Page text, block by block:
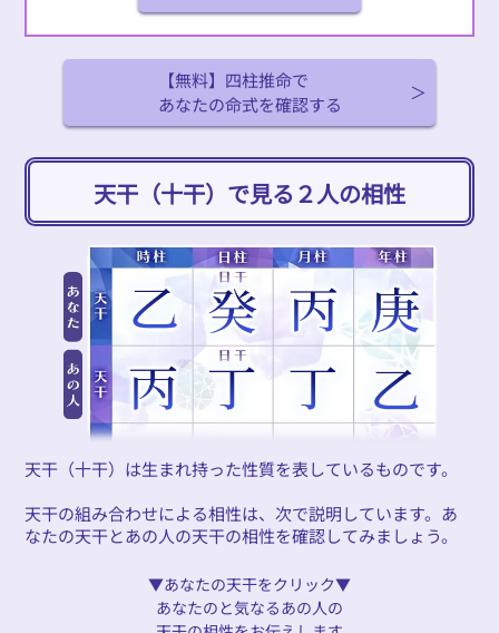
【無料】四柱推命で
あなたの命式を確認する
天干（十干）で見る２人の相性
天干（十干）は生まれ持った性質を表しているものです。
天干の組み合わせによる相性は、次で説明しています。あ
なたの天干とあの人の天干の相性を確認してみましょう。
▼あなたの天干をクリック▼
あなたのと気なるあの人の